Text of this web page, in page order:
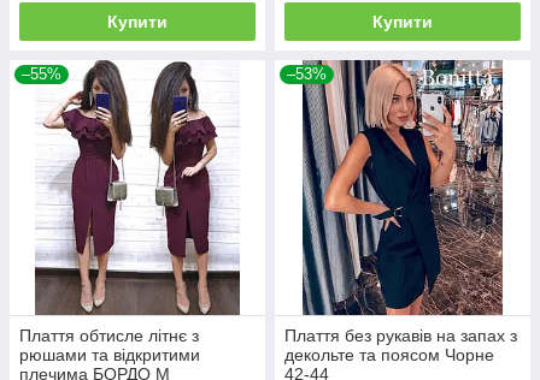
Купити Купити
–55%
Плаття обтисле літнє з
рюшами та відкритими
плечима БОРДО М
–53%
Плаття без рукавів на запах з
декольте та поясом Чорне
42-44